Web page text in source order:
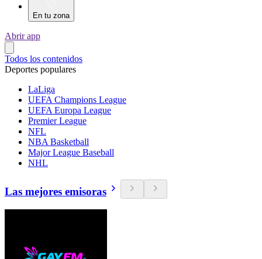
En tu zona
Abrir app
Todos los contenidos
Deportes populares
LaLiga
UEFA Champions League
UEFA Europa League
Premier League
NFL
NBA Basketball
Major League Baseball
NHL
Las mejores emisoras